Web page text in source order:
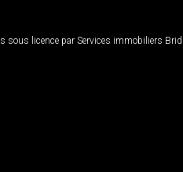
sous licence par Services immobiliers